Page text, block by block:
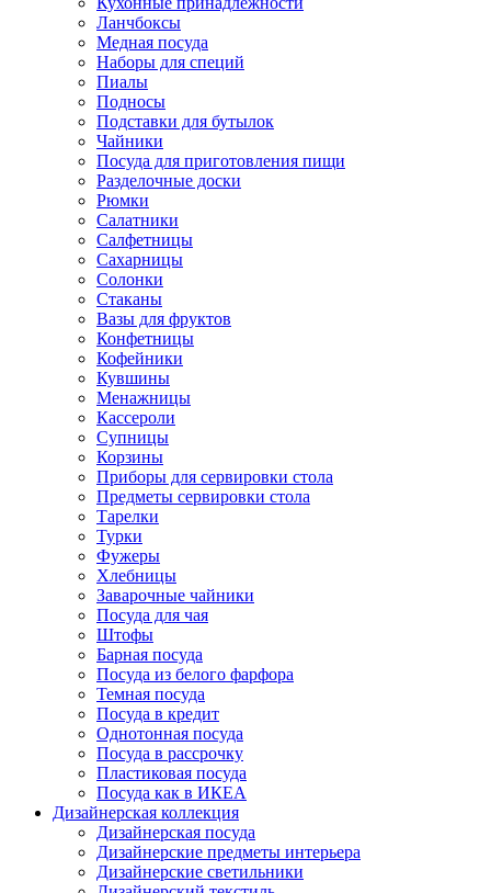
Ланчбоксы
Медная посуда
Наборы для специй
Пиалы
Подносы
Подставки для бутылок
Чайники
Посуда для приготовления пищи
Разделочные доски
Рюмки
Салатники
Салфетницы
Сахарницы
Солонки
Стаканы
Вазы для фруктов
Конфетницы
Кофейники
Кувшины
Менажницы
Кассероли
Супницы
Корзины
Приборы для сервировки стола
Предметы сервировки стола
Тарелки
Турки
Фужеры
Хлебницы
Заварочные чайники
Посуда для чая
Штофы
Барная посуда
Посуда из белого фарфора
Темная посуда
Посуда в кредит
Однотонная посуда
Посуда в рассрочку
Пластиковая посуда
Посуда как в ИКЕА
Дизайнерская коллекция
Дизайнерская посуда
Дизайнерские предметы интерьера
Дизайнерские светильники